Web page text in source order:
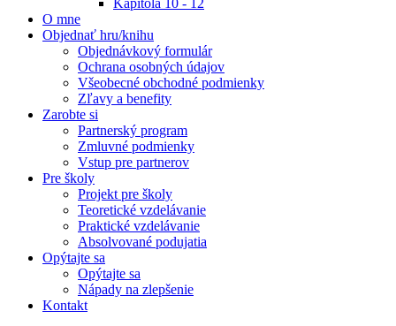
O mne
Objednať hru/knihu
Objednávkový formulár
Ochrana osobných údajov
Všeobecné obchodné podmienky
Zľavy a benefity
Zarobte si
Partnerský program
Zmluvné podmienky
Vstup pre partnerov
Pre školy
Projekt pre školy
Teoretické vzdelávanie
Praktické vzdelávanie
Absolvované podujatia
Opýtajte sa
Opýtajte sa
Nápady na zlepšenie
Kontakt